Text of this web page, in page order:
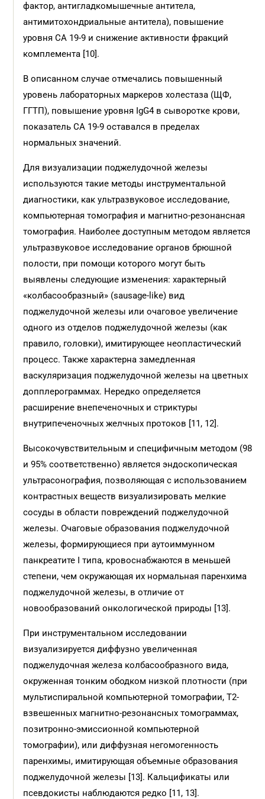
фактор, антигладкомышечные антитела,
антимитохондриальные антитела), повышение
уровня СА 19-9 и снижение активности фракций
комплемента [10].
В описанном случае отмечались повышенный
уровень лабораторных маркеров холестаза (ЩФ,
ГГТП), повышение уровня IgG4 в сыворотке крови,
показатель СА 19-9 оставался в пределах
нормальных значений.
Для визуализации поджелудочной железы
используются такие методы инструментальной
диагностики, как ультразвуковое исследование,
компьютерная томография и магнитно-резонансная
томография. Наиболее доступным методом является
ультразвуковое исследование органов брюшной
полости, при помощи которого могут быть
выявлены следующие изменения: характерный
«колбасообразный» (sausage-like) вид
поджелудочной железы или очаговое увеличение
одного из отделов поджелудочной железы (как
правило, головки), имитирующее неопластический
процесс. Также характерна замедленная
васкуляризация поджелудочной железы на цветных
допплерограммах. Нередко определяется
расширение внепеченочных и стриктуры
внутрипеченочных желчных протоков [11, 12].
Высокочувствительным и специфичным методом (98
и 95% соответственно) является эндоскопическая
ультрасонография, позволяющая с использованием
контрастных веществ визуализировать мелкие
сосуды в области повреждений поджелудочной
железы. Очаговые образования поджелудочной
железы, формирующиеся при аутоиммунном
панкреатите I типа, кровоснабжаются в меньшей
степени, чем окружающая их нормальная паренхима
поджелудочной железы, в отличие от
новообразований онкологической природы [13].
При инструментальном исследовании
визуализируется диффузно увеличенная
поджелудочная железа колбасообразного вида,
окруженная тонким ободком низкой плотности (при
мультиспиральной компьютерной томографии, Т2-
взвешенных магнитно-резонансных томограммах,
позитронно-эмиссионной компьютерной
томографии), или диффузная негомогенность
паренхимы, имитирующая объемные образования
поджелудочной железы [13]. Кальцификаты или
псевдокисты наблюдаются редко [11, 13].